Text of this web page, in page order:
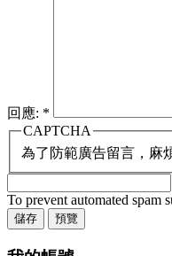
回應: *
CAPTCHA
為了防範廣告留言，麻
To prevent automated spam